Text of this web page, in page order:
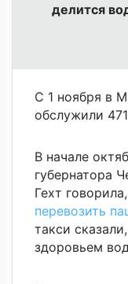
делится
С 1 ноября в
обслужили
В начале
губернатора
Гехт
перевозить
такси
здоровьем